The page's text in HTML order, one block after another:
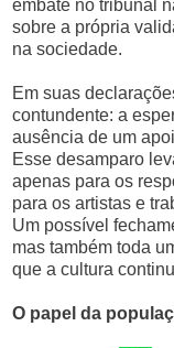
embate no tribunal
sobre a própria
na sociedade.
Em suas
contundente: a
ausência de um
Esse desamparo
apenas para os
para os artistas e
Um possível
mas também toda
que a cultura
O papel da